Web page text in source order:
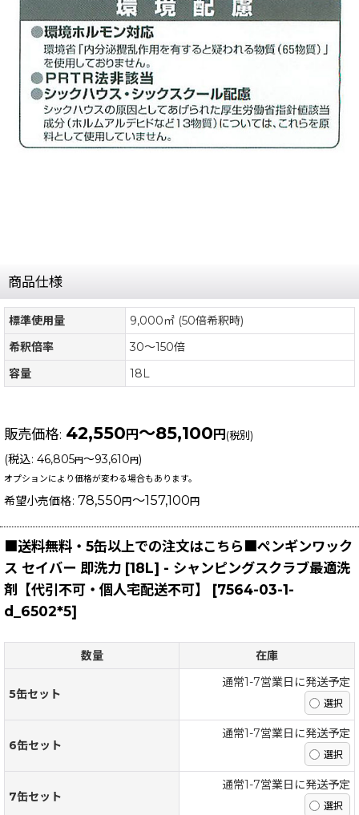
商品仕様
標準使用量
9,000㎡ (50倍希釈時)
希釈倍率
30〜150倍
容量
18L
販売価格: 42,550円～85,100円(税別)
(税込: 46,805円～93,610円)
オプションにより価格が変わる場合もあります。
希望小売価格: 78,550円～157,100円
■送料無料・5缶以上での注文はこちら■ペンギンワック
ス セイバー 即洗力 [18L] - シャンピングスクラブ最適洗
剤【代引不可・個人宅配送不可】
[7564-03-1-
d_6502*5]
数量 在庫
5缶セット
通常1-7営業日に発送予定
6缶セット
通常1-7営業日に発送予定
7缶セット
通常1-7営業日に発送予定